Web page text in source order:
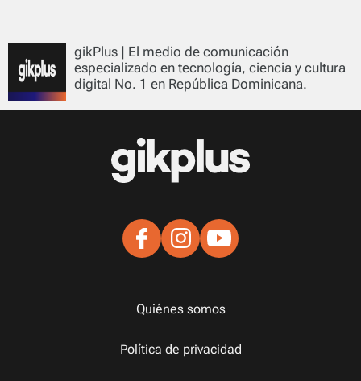
gikPlus | El medio de comunicación
especializado en tecnología, ciencia y cultura
digital No. 1 en República Dominicana.
Quiénes somos
Política de privacidad